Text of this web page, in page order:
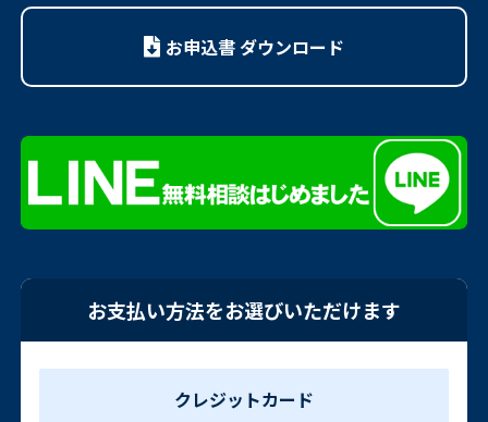
お申込書 ダウンロード
お支払い方法をお選びいただけます
クレジットカード